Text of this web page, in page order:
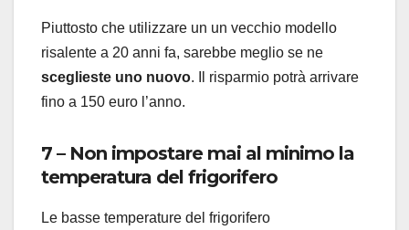
Piuttosto che utilizzare un un vecchio modello
risalente a 20 anni fa, sarebbe meglio se ne
sceglieste uno nuovo. Il risparmio potrà arrivare
fino a 150 euro l’anno.
7 – Non impostare mai al minimo la
temperatura del frigorifero
Le basse temperature del frigorifero